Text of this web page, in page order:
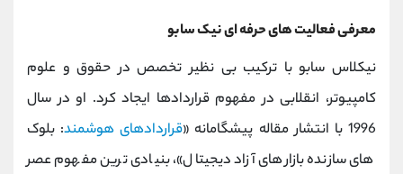
معرفی فعالیت های حرفه ای نیک سابو
نیکلاس سابو با ترکیب بی ‌نظیر تخصص در حقوق و علوم
کامپیوتر، انقلابی در مفهوم قراردادها ایجاد کرد. او در سال
1996 با انتشار مقاله پیشگامانه «
قراردادهای هوشمند: بلوک
‌های سازنده بازارهای آزاد دیجیتال»، بنیادی ترین مفهوم عصر